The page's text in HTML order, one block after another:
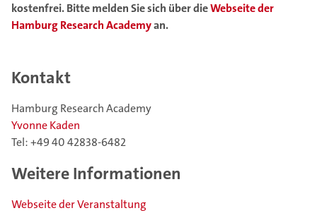
kostenfrei. Bitte melden Sie sich über dieWebseite der
Hamburg Research Academyan.
Kontakt
Hamburg Research Academy
Yvonne Kaden
Tel: +49 40 42838-6482
Weitere Informationen
Webseite der Veranstaltung